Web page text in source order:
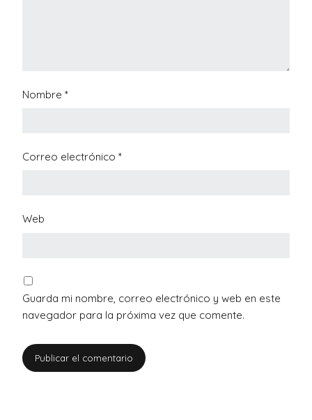
Nombre *
Correo electrónico *
Web
Guarda mi nombre, correo electrónico y web en este
navegador para la próxima vez que comente.